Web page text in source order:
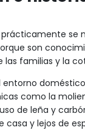
prácticamente se
son
familias y la
entorno
como la
de leña y
casa y lejos de